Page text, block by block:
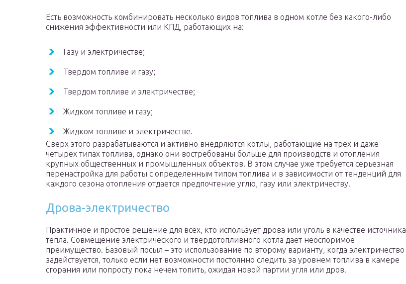
Есть возможность комбинировать несколько видов топлива в одном котле без какого-либо
снижения эффективности или КПД, работающих на:
Газу и электричестве;
Твердом топливе и газу;
Твердом топливе и электричестве;
Жидком топливе и газу;
Жидком топливе и электричестве.
Сверх этого разрабатываются и активно внедряются котлы, работающие на трех и даже
четырех типах топлива, однако они востребованы больше для производств и отопления
крупных общественных и промышленных объектов. В этом случае уже требуется серьезная
перенастройка для работы с определенным типом топлива и в зависимости от тенденций для
каждого сезона отопления отдается предпочтение углю, газу или электричеству.
Дрова-электричество
Практичное и простое решение для всех, кто использует дрова или уголь в качестве источника
тепла. Совмещение электрического и твердотопливного котла дает неоспоримое
преимущество. Базовый посыл – это использование по второму варианту, когда электричество
задействуется, только если нет возможности постоянно следить за уровнем топлива в камере
сгорания или попросту пока нечем топить, ожидая новой партии угля или дров.